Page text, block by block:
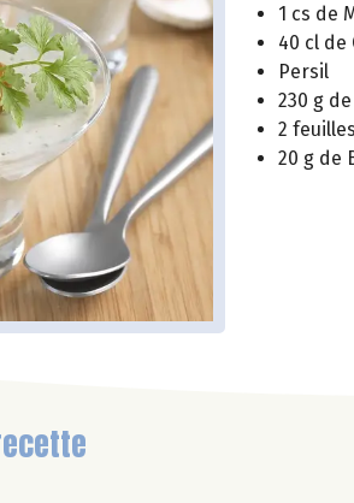
1 cs de
40 cl de
Persil
230 g
2
20 g de